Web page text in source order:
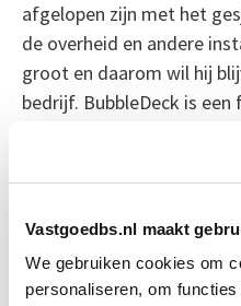
Vastgoedbs.nl maakt
We gebruiken cookies om
personaliseren, om
afgelopen zijn met het
de overheid en andere
groot en daarom wil hij
bedrijf. BubbleDeck is
van Plug zit ook in de
het zinvol is om de strijd
voeren. Hij is 76, dit
Zijn vrouw en dochter
zal doorstaan.